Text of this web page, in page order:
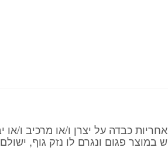
פגומים, תש"מ – 1980, מטיל אחריות כבדה על יצרן ו/
פגום ונגרם לו נזק גוף,